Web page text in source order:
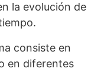
la evolución de
consiste en
en diferentes